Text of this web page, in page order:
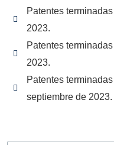
Patentes
2023.
Patentes
2023.
Patentes
septiembre de 2023.